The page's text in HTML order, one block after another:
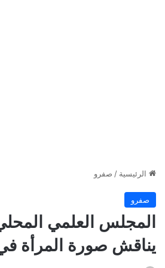
الرئيسية / صفرو
صفرو
المجلس العلمي
يناقش صورة المرأة